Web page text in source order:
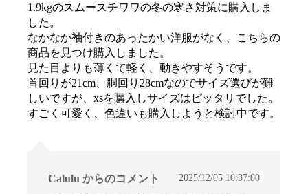
1.9kgのスムースチワワの冬の寒さ対策に購入しま
した。
なかなか袖付きのあったかい洋服がなく、こちらの
商品を見つけ購入しました。
見た目よりも薄くて軽く、動きやすそうです。
首回りが21cm、胴回り28cmなのでサイズ選びが難
しいですが、xsを購入しサイズはピッタリでした。
すごく可愛く、色違いも購入しようと検討中です。
Calulu からのコメント 2025/12/05 10:37:00